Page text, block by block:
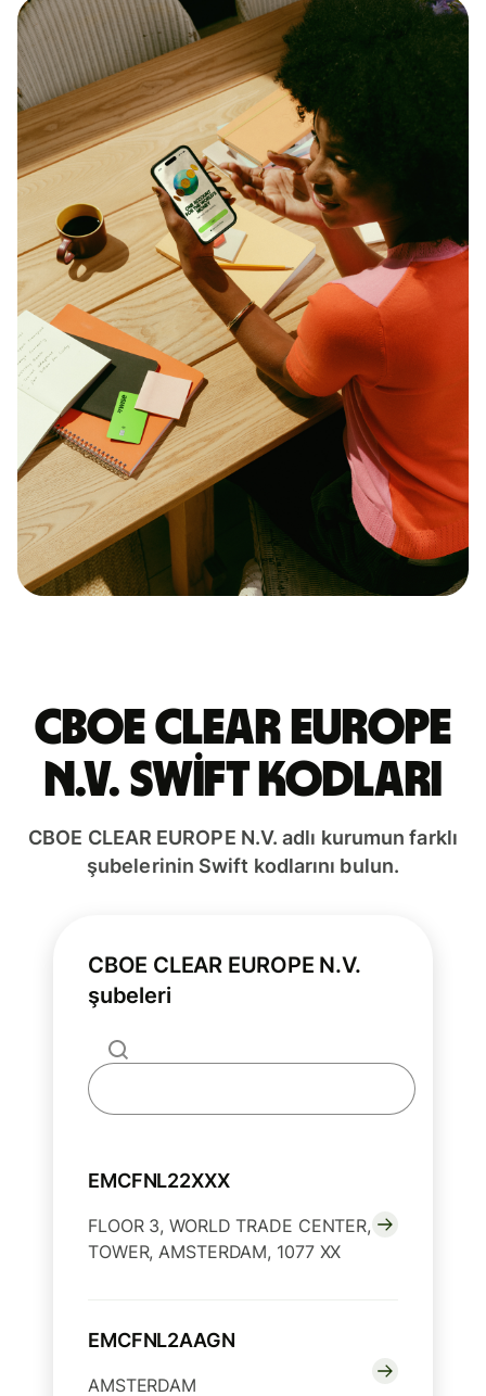
CBOE CLEAR EUROPE
N.V. Swift kodları
CBOE CLEAR EUROPE N.V. adlı kurumun farklı
şubelerinin Swift kodlarını bulun.
CBOE CLEAR EUROPE N.V.
şubeleri
EMCFNL22XXX
FLOOR 3, WORLD TRADE CENTER,
TOWER, AMSTERDAM, 1077 XX
EMCFNL2AAGN
AMSTERDAM